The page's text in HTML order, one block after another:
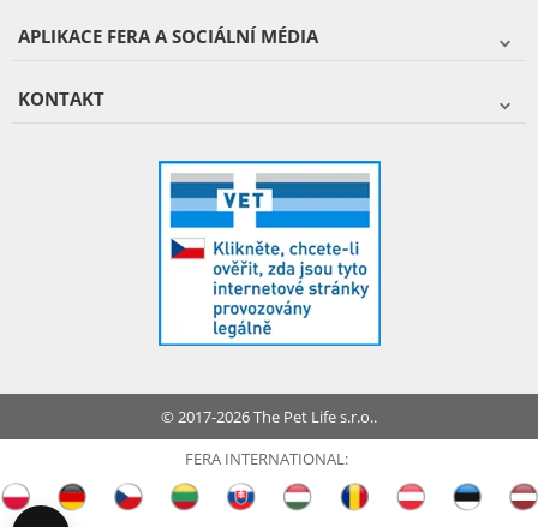
APLIKACE FERA A SOCIÁLNÍ MÉDIA
KONTAKT
© 2017-2026 The Pet Life s.r.o..
FERA INTERNATIONAL: